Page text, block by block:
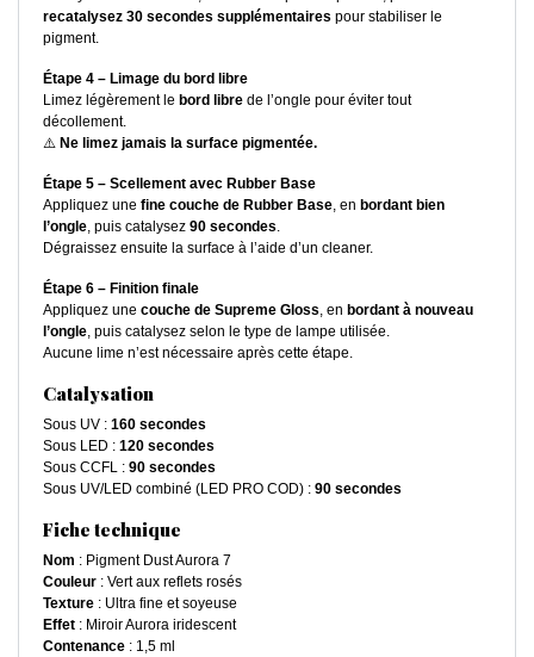
recatalysez 30 secondes supplémentaires pour stabiliser le
pigment.
Étape 4 – Limage du bord libre
Limez légèrement le bord libre de l’ongle pour éviter tout
décollement.
⚠️ Ne limez jamais la surface pigmentée.
Étape 5 – Scellement avec Rubber Base
Appliquez une fine couche de Rubber Base, en bordant bien
l’ongle, puis catalysez 90 secondes.
Dégraissez ensuite la surface à l’aide d’un cleaner.
Étape 6 – Finition finale
Appliquez une couche de Supreme Gloss, en bordant à nouveau
l’ongle, puis catalysez selon le type de lampe utilisée.
Aucune lime n’est nécessaire après cette étape.
Catalysation
Sous UV : 160 secondes
Sous LED : 120 secondes
Sous CCFL : 90 secondes
Sous UV/LED combiné (LED PRO COD) : 90 secondes
Fiche technique
Nom : Pigment Dust Aurora 7
Couleur : Vert aux reflets rosés
Texture : Ultra fine et soyeuse
Effet : Miroir Aurora iridescent
Contenance : 1,5 ml